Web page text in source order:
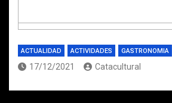
ACTUALIDAD ACTIVIDADES GASTRONOMIA
17/12/2021 Catacultural